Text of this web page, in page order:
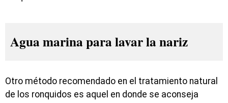
Agua marina para lavar la nariz
Otro método recomendado en el tratamiento natural
de los ronquidos es aquel en donde se aconseja